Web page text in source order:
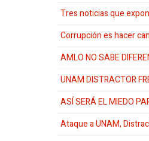
Tres noticias que
Corrupción es hacer
AMLO NO SABE
UNAM DISTRACTOR
ASÍ SERÁ EL MIEDO
Ataque a UNAM,